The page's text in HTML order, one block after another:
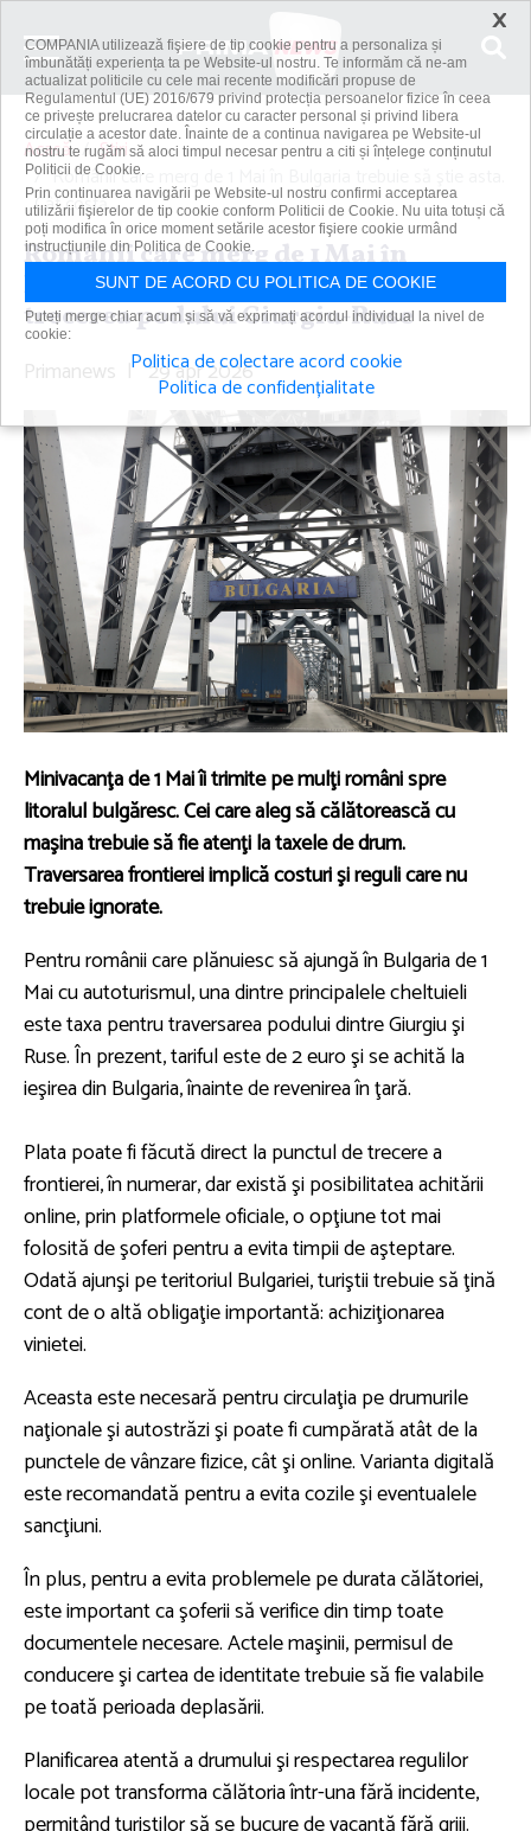
Acasă
Știri
Românii care merg de 1 Mai în Bulgaria trebuie să ştie asta.
Cât costă...
Românii care merg de 1 Mai în
Bulgaria trebuie să ştie asta. Cât costă
trecerea podului Giurgiu-Ruse
Primanews | 29 apr 2026
Minivacanţa de 1 Mai îi trimite pe mulţi români spre
litoralul bulgăresc. Cei care aleg să călătorească cu
maşina trebuie să fie atenţi la taxele de drum.
Traversarea frontierei implică costuri şi reguli care nu
trebuie ignorate.
Pentru românii care plănuiesc să ajungă în Bulgaria de 1
Mai cu autoturismul, una dintre principalele cheltuieli
este taxa pentru traversarea podului dintreGiurgiuşi
Ruse. În prezent, tariful este de 2 euro şi se achită la
ieşirea din Bulgaria, înainte de revenirea în ţară.
Plata poate fi făcută direct la punctul de trecere a
frontierei, în numerar, dar există şi posibilitatea achitării
online, prin platformele oficiale, o opţiune tot mai
folosită de şoferi pentru a evita timpii de aşteptare.
Odată ajunşi pe teritoriul Bulgariei, turiştii trebuie să ţină
cont de o altă obligaţie importantă: achiziţionarea
vinietei.
Aceasta este necesară pentru circulaţia pe drumurile
naţionale şi autostrăzi şi poate fi cumpărată atât de la
punctele de vânzare fizice, cât şi online. Varianta digitală
este recomandată pentru a evita cozile şi eventualele
sancţiuni.
În plus, pentru a evita problemele pe durata călătoriei,
este important ca şoferii să verifice din timp toate
documentele necesare. Actele maşinii, permisul de
conducere şi cartea de identitate trebuie să fie valabile
pe toată perioada deplasării.
Planificarea atentă a drumului şi respectarea regulilor
locale pot transforma călătoria într-una fără incidente,
×
COMPANIA utilizează fişiere de tip cookie pentru a personaliza și
îmbunătăți experiența ta pe Website-ul nostru. Te informăm că ne-am
actualizat politicile cu cele mai recente modificări propuse de
Regulamentul (UE) 2016/679 privind protecția persoanelor fizice în ceea
ce privește prelucrarea datelor cu caracter personal și privind libera
circulație a acestor date. Înainte de a continua navigarea pe Website-ul
nostru te rugăm să aloci timpul necesar pentru a citi și înțelege conținutul
Politicii de Cookie.
Prin continuarea navigării pe Website-ul nostru confirmi acceptarea
utilizării fişierelor de tip cookie conform Politicii de Cookie. Nu uita totuși că
poți modifica în orice moment setările acestor fişiere cookie urmând
instrucțiunile din Politica de Cookie.
SUNT DE ACORD CU POLITICA DE COOKIE
Puteți merge chiar acum și să vă exprimați acordul individual la nivel de
cookie:
Politica de colectare acord cookie
Politica de confidențialitate